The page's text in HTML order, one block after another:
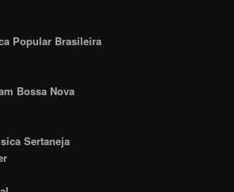
Popular Brasileira
Bossa Nova
Sertaneja